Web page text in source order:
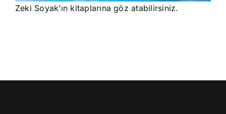
Zeki Soyak’ın kitaplarına göz atabilirsiniz.